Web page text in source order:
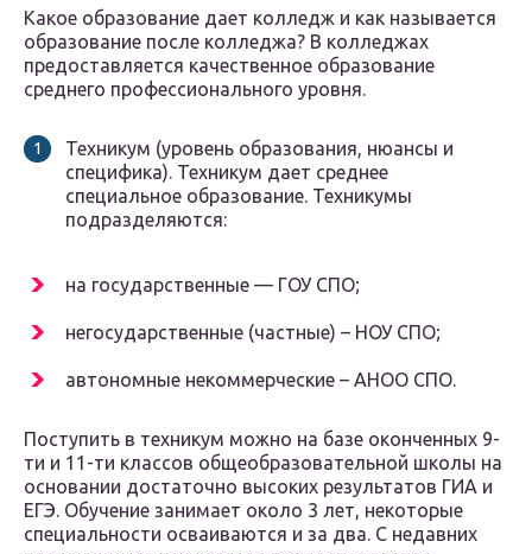
Какое образование дает колледж и как называется
образование после колледжа? В колледжах
предоставляется качественное образование
среднего профессионального уровня.
Техникум (уровень образования, нюансы и
специфика). Техникум дает среднее
специальное образование. Техникумы
подразделяются:
на государственные — ГОУ СПО;
негосударственные (частные) – НОУ СПО;
автономные некоммерческие – АНОО СПО.
Поступить в техникум можно на базе оконченных 9-
ти и 11-ти классов общеобразовательной школы на
основании достаточно высоких результатов ГИА и
ЕГЭ. Обучение занимает около 3 лет, некоторые
специальности осваиваются и за два. С недавних